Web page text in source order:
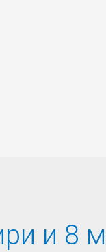
и 8